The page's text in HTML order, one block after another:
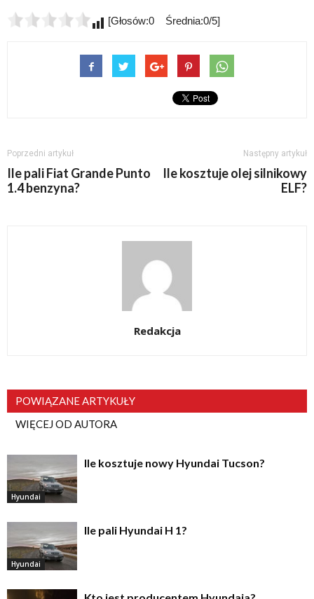
[Głosów:0 Średnia:0/5]
Poprzedni artykuł
Ile pali Fiat Grande Punto
1.4 benzyna?
Następny artykuł
Ile kosztuje olej silnikowy
ELF?
Redakcja
POWIĄZANE ARTYKUŁY
WIĘCEJ OD AUTORA
Hyundai
Ile kosztuje nowy Hyundai Tucson?
Hyundai
Ile pali Hyundai H 1?